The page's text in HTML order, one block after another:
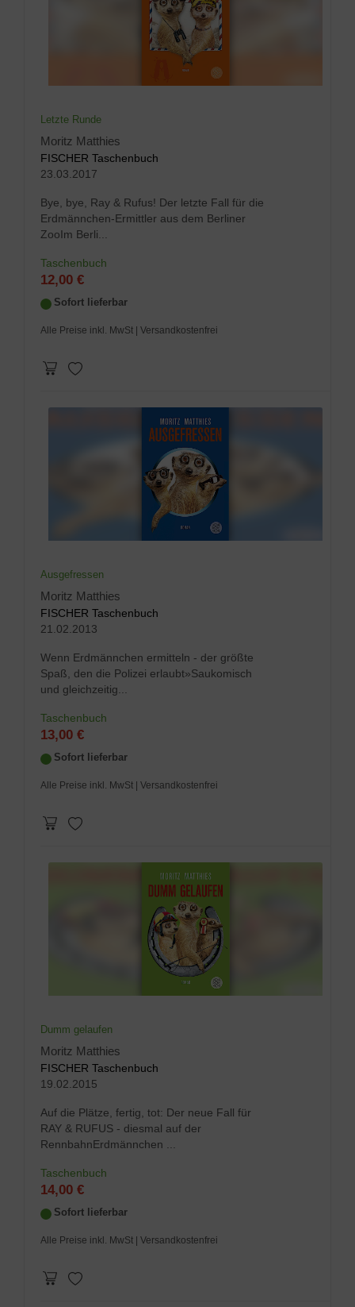
Letzte Runde
Moritz Matthies
FISCHER Taschenbuch
23.03.2017
Bye, bye, Ray & Rufus! Der letzte Fall für die
Erdmännchen-Ermittler aus dem Berliner
ZooIm Berli...
Taschenbuch
12,00 €
Sofort lieferbar
Alle Preise inkl. MwSt | Versandkostenfrei
Ausgefressen
Moritz Matthies
FISCHER Taschenbuch
21.02.2013
Wenn Erdmännchen ermitteln - der größte
Spaß, den die Polizei erlaubt»Saukomisch
und gleichzeitig...
Taschenbuch
13,00 €
Sofort lieferbar
Alle Preise inkl. MwSt | Versandkostenfrei
Dumm gelaufen
Moritz Matthies
FISCHER Taschenbuch
19.02.2015
Auf die Plätze, fertig, tot: Der neue Fall für
RAY & RUFUS - diesmal auf der
RennbahnErdmännchen ...
Taschenbuch
14,00 €
Sofort lieferbar
Alle Preise inkl. MwSt | Versandkostenfrei